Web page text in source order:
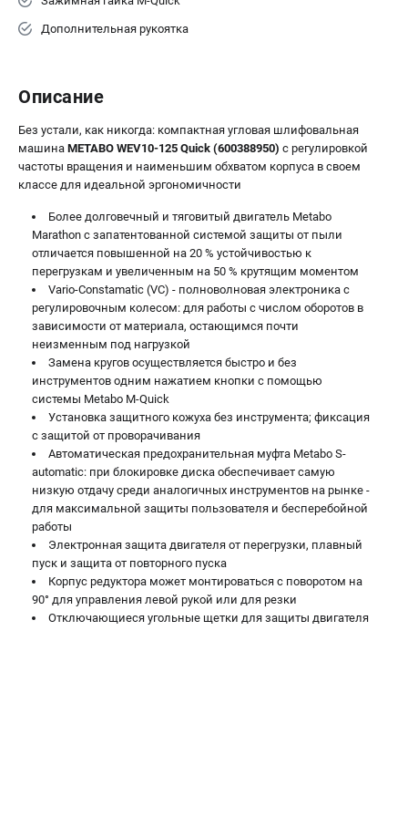
ЗАКАЗ ЗАПЧАСТЕЙ
Дополнительная рукоятка
Описание
Без устали, как никогда: компактная угловая шлифовальная
машина METABO WEV10-125 Quick (600388950) с регулировкой
частоты вращения и наименьшим обхватом корпуса в своем
классе для идеальной эргономичности
Более долговечный и тяговитый двигатель Metabo
Marathon с запатентованной системой защиты от пыли
отличается повышенной на 20 % устойчивостью к
перегрузкам и увеличенным на 50 % крутящим моментом
Vario-Constamatic (VC) - полноволновая электроника с
регулировочным колесом: для работы с числом оборотов в
зависимости от материала, остающимся почти
неизменным под нагрузкой
Замена кругов осуществляется быстро и без
инструментов одним нажатием кнопки с помощью
системы Metabo M-Quick
Установка защитного кожуха без инструмента; фиксация
с защитой от проворачивания
Автоматическая предохранительная муфта Metabo S-
automatic: при блокировке диска обеспечивает самую
низкую отдачу среди аналогичных инструментов на рынке -
для максимальной защиты пользователя и бесперебойной
работы
Электронная защита двигателя от перегрузки, плавный
пуск и защита от повторного пуска
Корпус редуктора может монтироваться с поворотом на
90° для управления левой рукой или для резки
Отключающиеся угольные щетки для защиты двигателя